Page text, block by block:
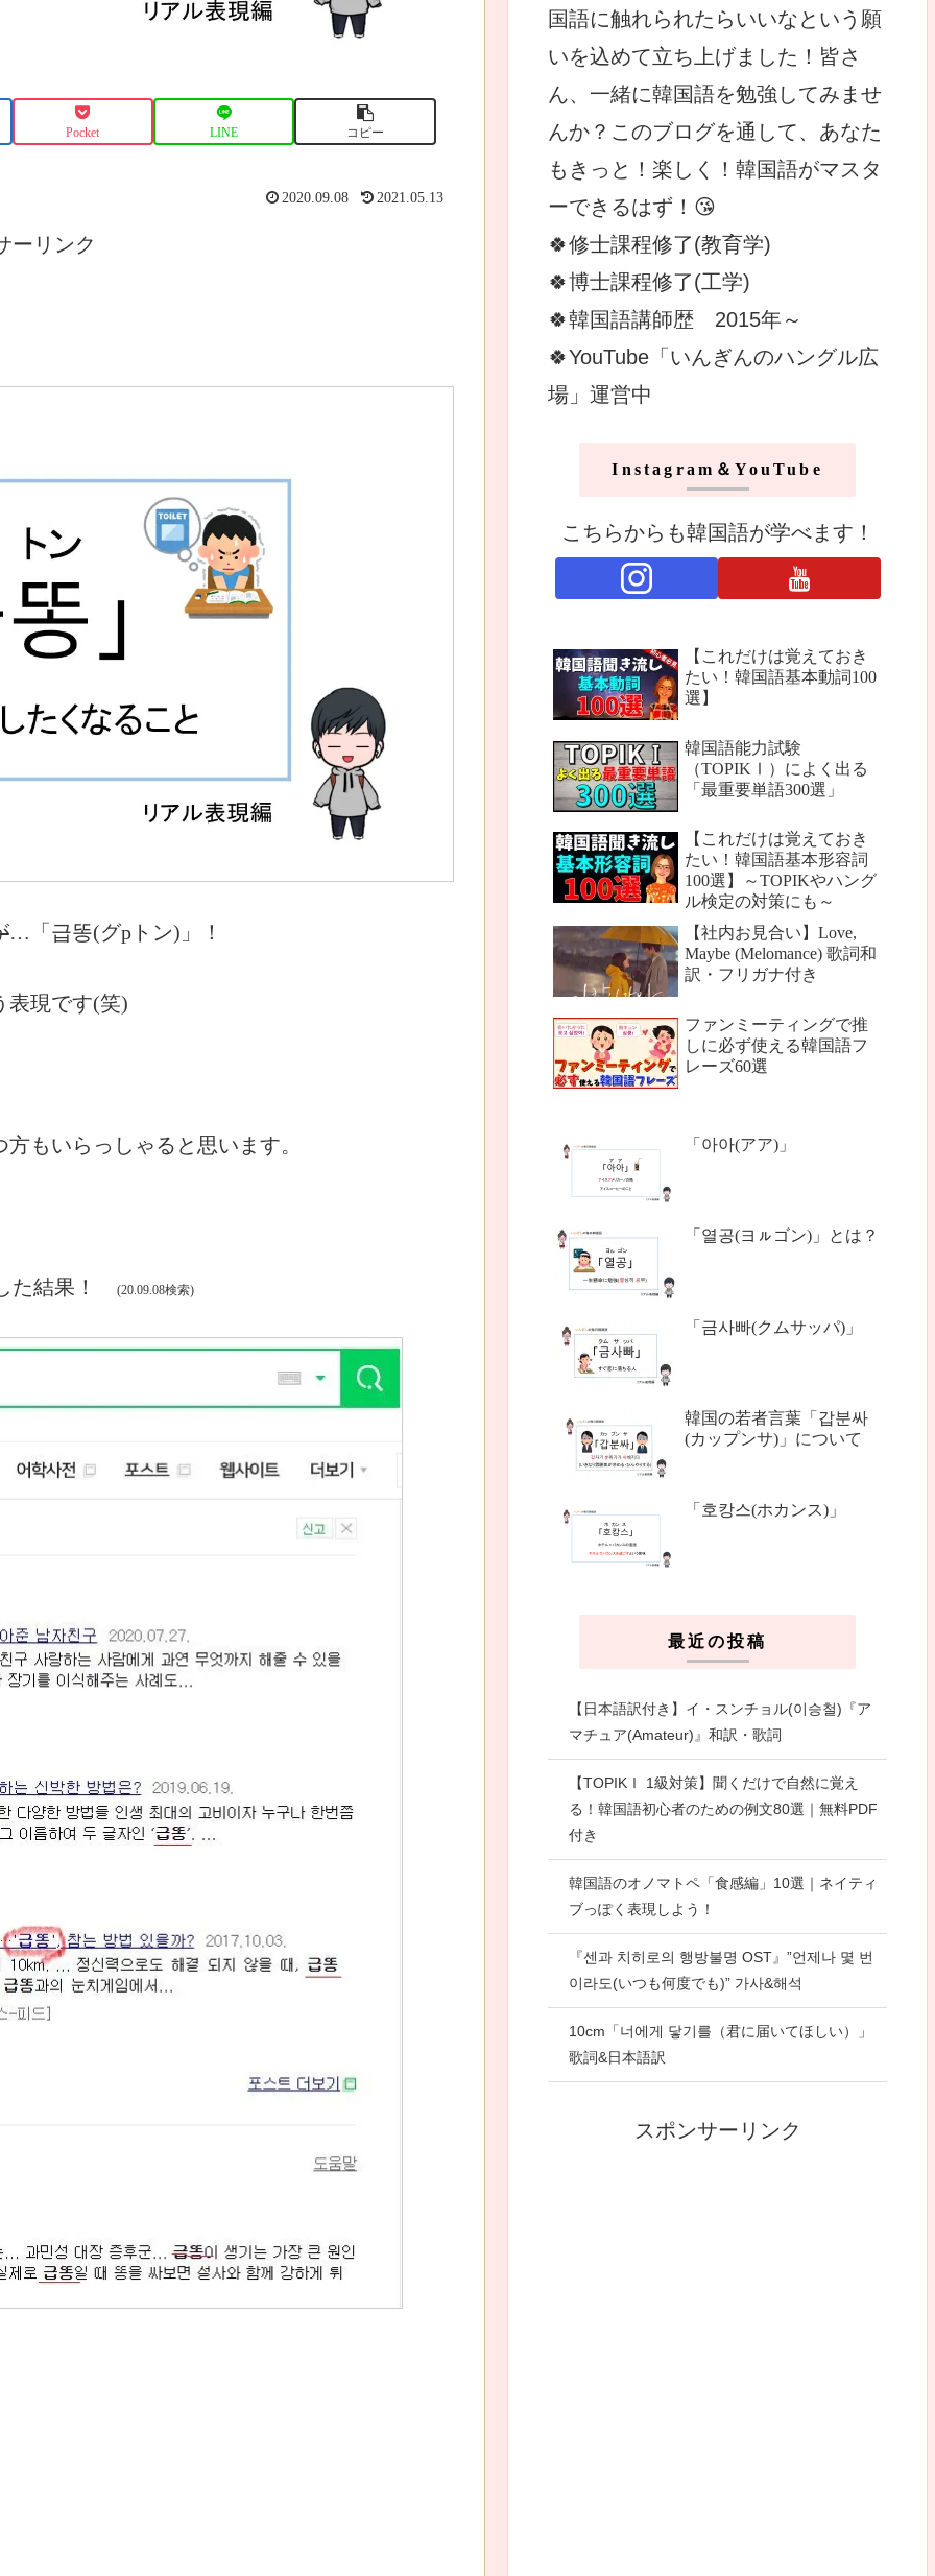
Pocket LINE コピー
2020.09.08 2021.05.13
ーリンク
…「급똥(グpトン)」！
表現です(笑)
もいらっしゃると思います。
た結果！ (20.09.08検索)
国語に触れられたらいいなという願
いを込めて立ち上げました！皆さ
ん、一緒に韓国語を勉強してみませ
んか？このブログを通して、あなた
もきっと！楽しく！韓国語がマスタ
ーできるはず！😘
🍀修士課程修了(教育学)
🍀博士課程修了(工学)
🍀韓国語講師歴 2015年～
🍀YouTube「いんぎんのハングル広
場」運営中
Instagram＆YouTube
こちらからも韓国語が学べます！
【これだけは覚えておき
たい！韓国語基本動詞100
選】
韓国語能力試験
（TOPIKⅠ）によく出る
「最重要単語300選」
【これだけは覚えておき
たい！韓国語基本形容詞
100選】～TOPIKやハング
ル検定の対策にも～
【社内お見合い】Love,
Maybe (Melomance) 歌詞和
訳・フリガナ付き
ファンミーティングで推
しに必ず使える韓国語フ
レーズ60選
「아아(アア)」
「열공(ヨㇽゴン)」とは？
「금사빠(クムサッパ)」
韓国の若者言葉「갑분싸
(カップンサ)」について
「호캉스(ホカンス)」
最近の投稿
【日本語訳付き】イ・スンチョル(이승철)『ア
マチュア(Amateur)』和訳・歌詞
【TOPIKⅠ 1級対策】聞くだけで自然に覚え
る！韓国語初心者のための例文80選｜無料PDF
付き
韓国語のオノマトペ「食感編」10選｜ネイティ
ブっぽく表現しよう！
『센과 치히로의 행방불명 OST』”언제나 몇 번
이라도(いつも何度でも)” 가사&해석
10cm「너에게 닿기를（君に届いてほしい）」
歌詞&日本語訳
スポンサーリンク